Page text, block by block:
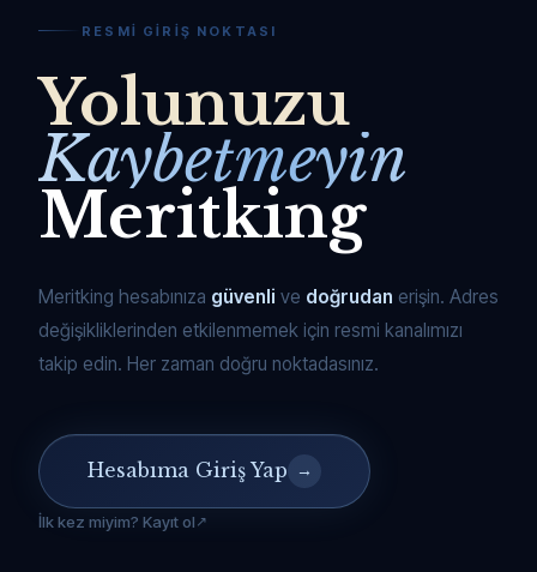
RESMI GIRIŞ NOKTASI
Yolunuzu
Kaybetmeyin
Meritking
Meritking hesabınıza güvenli ve doğrudan erişin. Adres
değişikliklerinden etkilenmemek için resmi kanalımızı
takip edin. Her zaman doğru noktadasınız.
Hesabıma Giriş Yap →
İlk kez miyim? Kayıt ol